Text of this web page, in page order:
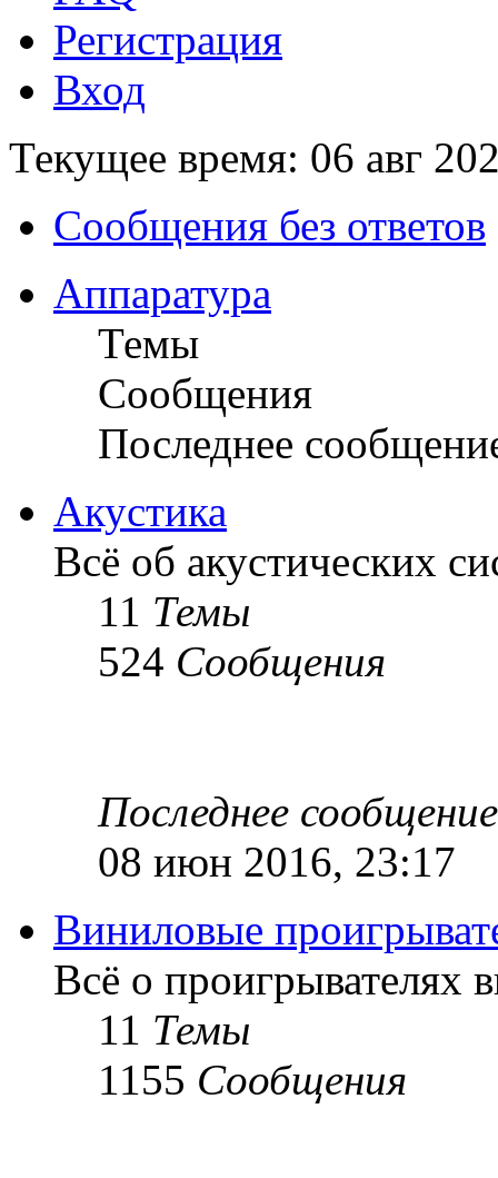
Регистрация
Вход
Текущее время: 06 авг
Сообщения без ответов
Аппаратура
Темы
Сообщения
Последнее
Акустика
Всё об акустических
11 Темы
524 Сообщения
Последнее сообщение
08 июн 2016, 23:17
Виниловые
Всё о проигрывателях
11 Темы
1155 Сообщения